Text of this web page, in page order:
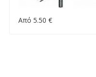
Από 5.50 €